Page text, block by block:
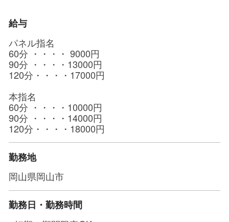
給与
パネル指名
60分 ・・・・ 9000円
90分 ・・・・13000円
120分・・・・17000円
本指名
60分 ・・・・10000円
90分 ・・・・14000円
120分・・・・18000円
勤務地
岡山県岡山市
勤務日・勤務時間